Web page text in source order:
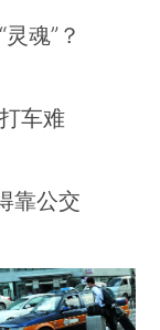
魂”？
车难
靠公交